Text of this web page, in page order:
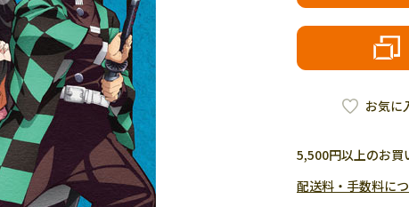
お気に
5,500円以上のお買
配送料・手数料に